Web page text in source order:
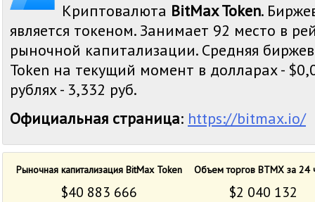
Криптовалюта BitMax Token.
является токеном. Занимает 92 место в
рыночной капитализации. Средняя
Token на текущий момент в долларах -
рублях - 3,332 руб.
Официальная страница: https://bitmax.io/
Рыночная капитализация BitMax Token Объем торгов BTMX за 24
$40 883 666 $2 040 132